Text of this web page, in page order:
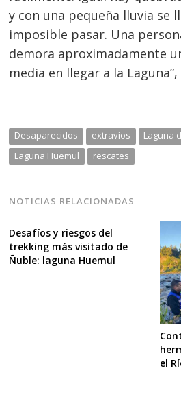
y con una pequeña lluvia se
imposible pasar. Una
demora aproximadamente
media en llegar a la
Desaparecidos extravíos
Laguna
Laguna Huemul
rescates
NOTICIAS RELACIONADAS
Desafíos y riesgos del
trekking más visitado de
Ñuble: laguna Huemul
el